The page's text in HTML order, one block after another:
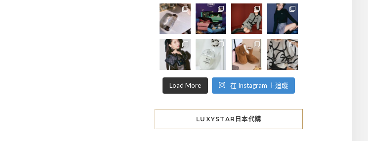
Load More 在 Instagram 上追蹤
LUXYSTAR日本代購